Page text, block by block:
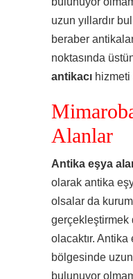
uzun yıllardır
beraber
noktasında
antikacı hizmeti
Alanlar
Antika eşya
olarak antika
olsalar da
gerçekleştirmek
olacaktır. Antika
bölgesinde
bulunuyor